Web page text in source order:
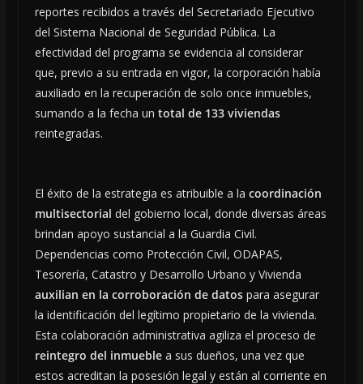
reportes recibidos a través del Secretariado Ejecutivo
del Sistema Nacional de Seguridad Pública. La
efectividad del programa se evidencia al considerar
que, previo a su entrada en vigor, la corporación había
auxiliado en la recuperación de solo once inmuebles,
sumando a la fecha un total de 133 viviendas
reintegradas.
El éxito de la estrategia es atribuible a la coordinación
multisectorial del gobierno local, donde diversas áreas
brindan apoyo sustancial a la Guardia Civil.
Dependencias como Protección Civil, ODAPAS,
Tesorería, Catastro y Desarrollo Urbano y Vivienda
auxilian en la corroboración de datospara asegurar
la identificación del legítimo propietario de la vivienda.
Esta colaboración administrativa agiliza el proceso de
reintegro del inmueblea sus dueños, una vez que
estos acreditan la posesión legal y están al corriente en